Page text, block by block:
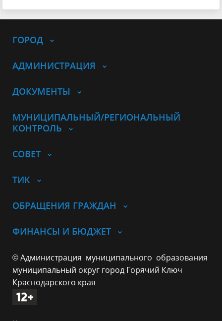
ГОРОД
АДМИНИСТРАЦИЯ
ДОКУМЕНТЫ
МУНИЦИПАЛЬНЫЙ/РЕГИОНАЛЬНЫЙ
КОНТРОЛЬ
СОВЕТ
ТИК
ОБРАЩЕНИЯ ГРАЖДАН
ФИНАНСЫ И БЮДЖЕТ
© Администрация муниципального образования
муниципальный округ город Горячий Ключ
Краснодарского края